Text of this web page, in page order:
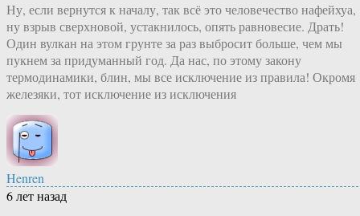
Ну, если вернутся к началу, так всё это человечество нафейхуа,
ну взрыв сверхновой, устакнилось, опять равновесие. Драть!
Один вулкан на этом грунте за раз выбросит больше, чем мы
пукнем за придуманный год. Да нас, по этому закону
термодинамики, блин, мы все исключение из правила! Окромя
железяки, тот исключение из исключения
Henren
6 лет назад